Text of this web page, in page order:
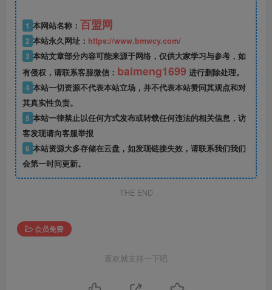
1 本网站名称： 百盟网
2 本站永久网址： https://www.bmwcy.com/
3 本站文章部分内容可能来源于网络，仅供大家学习与参考，如
有侵权，请联系客服微信： baimeng1699 进行删除处理。
4 本站一切资源不代表本站立场，并不代表本站赞同其观点和对
其真实性负责。
5 本站一律禁止以任何方式发布或转载任何违法的相关信息，访
客发现请向客服举报
6 本站资源大多存储在云盘，如发现链接失效，请联系我们我们
会第一时间更新。
THE END
会员免费
喜欢就支持一下吧